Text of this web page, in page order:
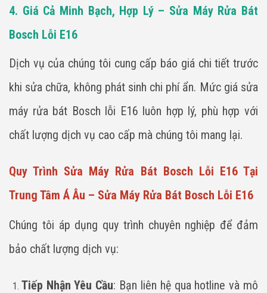
4. Giá Cả Minh Bạch, Hợp Lý – Sửa Máy Rửa Bát
Bosch Lỗi E16
Dịch vụ của chúng tôi cung cấp báo giá chi tiết trước
khi sửa chữa, không phát sinh chi phí ẩn. Mức giá sửa
máy rửa bát Bosch lỗi E16 luôn hợp lý, phù hợp với
chất lượng dịch vụ cao cấp mà chúng tôi mang lại.
Quy Trình Sửa Máy Rửa Bát Bosch Lỗi E16 Tại
Trung Tâm Á Âu – Sửa Máy Rửa Bát Bosch Lỗi E16
Chúng tôi áp dụng quy trình chuyên nghiệp để đảm
bảo chất lượng dịch vụ:
Tiếp Nhận Yêu Cầu: Bạn liên hệ qua hotline và mô